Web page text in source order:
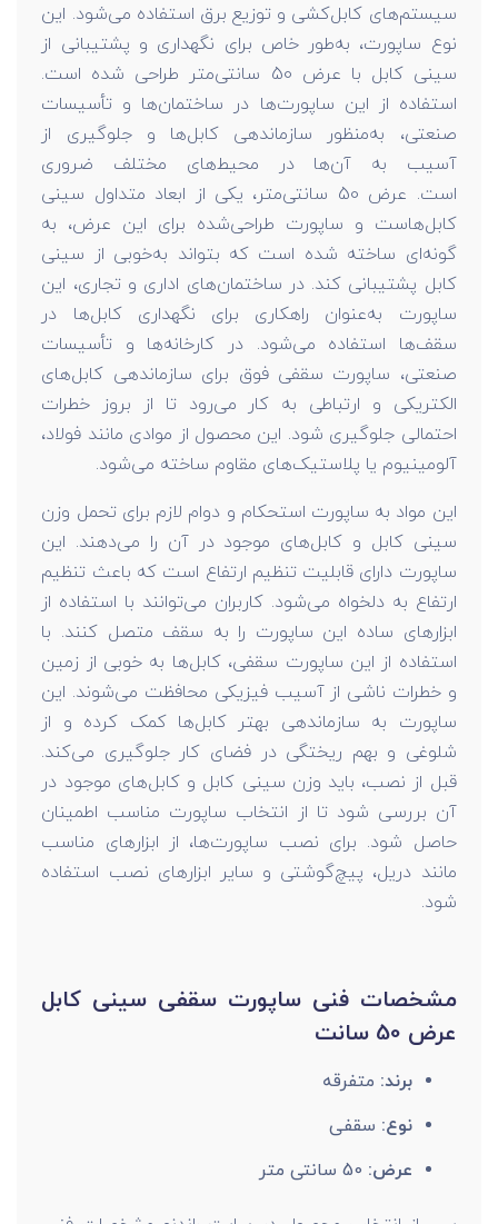
سیستم‌های کابل‌کشی و توزیع برق استفاده می‌شود. این
نوع ساپورت، به‌طور خاص برای نگهداری و پشتیبانی از
سینی کابل با عرض 50 سانتی‌متر طراحی شده است.
استفاده از این ساپورت‌ها در ساختمان‌ها و تأسیسات
صنعتی، به‌منظور سازماندهی کابل‌ها و جلوگیری از
آسیب به آن‌ها در محیط‌های مختلف ضروری
است. عرض 50 سانتی‌متر، یکی از ابعاد متداول سینی
کابل‌هاست و ساپورت‌ طراحی‌شده برای این عرض، به‌
گونه‌ای ساخته شده است که بتواند به‌خوبی از سینی
کابل پشتیبانی کند. در ساختمان‌های اداری و تجاری، این
ساپورت‌ به‌عنوان راهکاری برای نگهداری کابل‌ها در
سقف‌ها استفاده می‌شود. در کارخانه‌ها و تأسیسات
صنعتی، ساپورت‌ سقفی فوق برای سازماندهی کابل‌های
الکتریکی و ارتباطی به‌ کار می‌رود تا از بروز خطرات
احتمالی جلوگیری شود. این محصول از موادی مانند فولاد،
آلومینیوم یا پلاستیک‌های مقاوم ساخته می‌شود.
این مواد به ساپورت‌ استحکام و دوام لازم برای تحمل وزن
سینی کابل و کابل‌های موجود در آن را می‌دهند. این
ساپورت‌ دارای قابلیت تنظیم ارتفاع است که باعث تنظیم
ارتفاع به‌ دلخواه می‌شود. کاربران می‌توانند با استفاده از
ابزارهای ساده این ساپورت را به سقف متصل کنند. با
استفاده از این ساپورت‌ سقفی، کابل‌ها به‌ خوبی از زمین
و خطرات ناشی از آسیب فیزیکی محافظت می‌شوند. این
ساپورت‌ به سازماندهی بهتر کابل‌ها کمک کرده و از
شلوغی و بهم ریختگی در فضای کار جلوگیری می‌کند.
قبل از نصب، باید وزن سینی کابل و کابل‌های موجود در
آن بررسی شود تا از انتخاب ساپورت مناسب اطمینان
حاصل شود. برای نصب ساپورت‌ها، از ابزارهای مناسب
مانند دریل، پیچ‌گوشتی و سایر ابزارهای نصب استفاده
شود.
مشخصات فنی ساپورت سقفی سینی کابل
عرض 50 سانت
برند: متفرقه
نوع: سقفی
عرض: